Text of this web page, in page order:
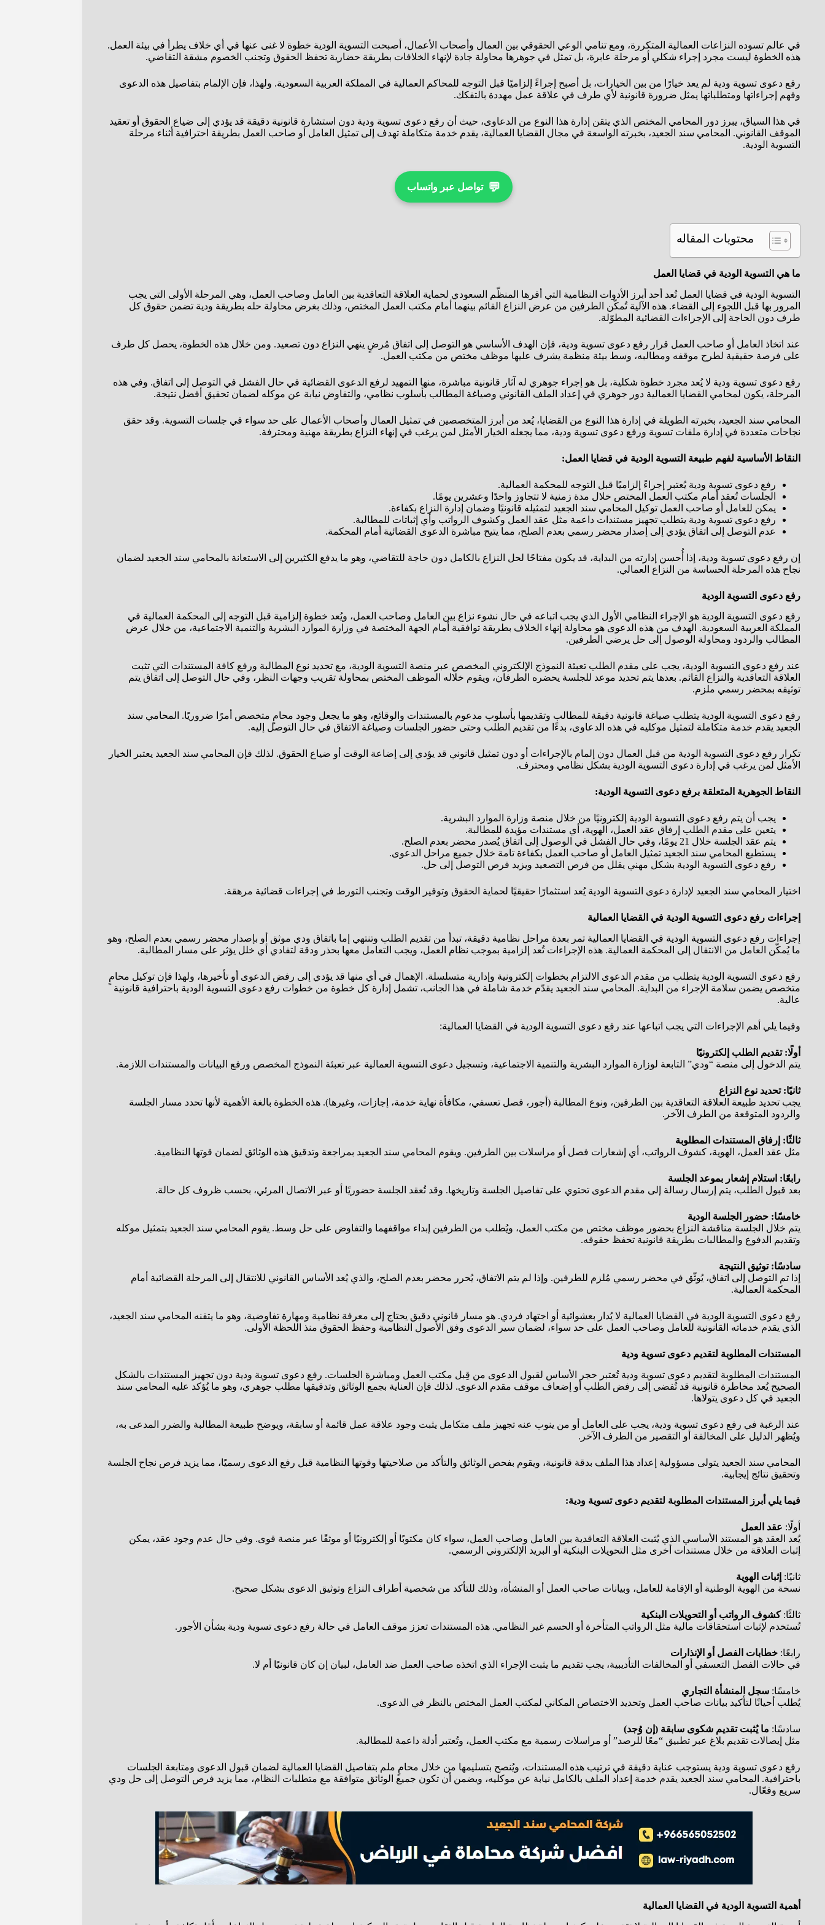
في عالم تسوده النزاعات العمالية المتكررة، ومع تنامي الوعي الحقوقي بين العمال وأصحاب الأعمال، أصبحت التسوية الودية خطوة لا غنى عنها في أي خلاف يطرأ في بيئة العمل.
هذه الخطوة ليست مجرد إجراء شكلي أو مرحلة عابرة، بل تمثل في جوهرها محاولة جادة لإنهاء الخلافات بطريقة حضارية تحفظ الحقوق وتجنب الخصوم مشقة التقاضي.
رفع دعوى تسوية ودية لم يعد خيارًا من بين الخيارات، بل أصبح إجراءً إلزاميًا قبل التوجه للمحاكم العمالية في المملكة العربية السعودية. ولهذا، فإن الإلمام بتفاصيل هذه الدعوى
وفهم إجراءاتها ومتطلباتها يمثل ضرورة قانونية لأي طرف في علاقة عمل مهددة بالتفكك.
في هذا السياق، يبرز دور المحامي المختص الذي يتقن إدارة هذا النوع من الدعاوى، حيث أن رفع دعوى تسوية ودية دون استشارة قانونية دقيقة قد يؤدي إلى ضياع الحقوق أو تعقيد
الموقف القانوني. المحامي سند الجعيد، بخبرته الواسعة في مجال القضايا العمالية، يقدم خدمة متكاملة تهدف إلى تمثيل العامل أو صاحب العمل بطريقة احترافية أثناء مرحلة
التسوية الودية.
💬 تواصل عبر واتساب
محتويات المقاله
ما هي التسوية الودية في قضايا العمل
التسوية الودية في قضايا العمل تُعد أحد أبرز الأدوات النظامية التي أقرها المنظّم السعودي لحماية العلاقة التعاقدية بين العامل وصاحب العمل، وهي المرحلة الأولى التي يجب
المرور بها قبل اللجوء إلى القضاء. هذه الآلية تُمكّن الطرفين من عرض النزاع القائم بينهما أمام مكتب العمل المختص، وذلك بغرض محاولة حله بطريقة ودية تضمن حقوق كل
طرف دون الحاجة إلى الإجراءات القضائية المطوّلة.
عند اتخاذ العامل أو صاحب العمل قرار رفع دعوى تسوية ودية، فإن الهدف الأساسي هو التوصل إلى اتفاق مُرضٍ ينهي النزاع دون تصعيد. ومن خلال هذه الخطوة، يحصل كل طرف
على فرصة حقيقية لطرح موقفه ومطالبه، وسط بيئة منظمة يشرف عليها موظف مختص من مكتب العمل.
رفع دعوى تسوية ودية لا يُعد مجرد خطوة شكلية، بل هو إجراء جوهري له آثار قانونية مباشرة، منها التمهيد لرفع الدعوى القضائية في حال الفشل في التوصل إلى اتفاق. وفي هذه
المرحلة، يكون لمحامي القضايا العمالية دور جوهري في إعداد الملف القانوني وصياغة المطالب بأسلوب نظامي، والتفاوض نيابة عن موكله لضمان تحقيق أفضل نتيجة.
المحامي سند الجعيد، بخبرته الطويلة في إدارة هذا النوع من القضايا، يُعد من أبرز المتخصصين في تمثيل العمال وأصحاب الأعمال على حد سواء في جلسات التسوية. وقد حقق
نجاحات متعددة في إدارة ملفات تسوية ورفع دعوى تسوية ودية، مما يجعله الخيار الأمثل لمن يرغب في إنهاء النزاع بطريقة مهنية ومحترفة.
النقاط الأساسية لفهم طبيعة التسوية الودية في قضايا العمل:
رفع دعوى تسوية ودية يُعتبر إجراءً إلزاميًا قبل التوجه للمحكمة العمالية.
الجلسات تُعقد أمام مكتب العمل المختص خلال مدة زمنية لا تتجاوز واحدًا وعشرين يومًا.
يمكن للعامل أو صاحب العمل توكيل المحامي سند الجعيد لتمثيله قانونيًا وضمان إدارة النزاع بكفاءة.
رفع دعوى تسوية ودية يتطلب تجهيز مستندات داعمة مثل عقد العمل وكشوف الرواتب وأي إثباتات للمطالبة.
عدم التوصل إلى اتفاق يؤدي إلى إصدار محضر رسمي بعدم الصلح، مما يتيح مباشرة الدعوى القضائية أمام المحكمة.
إن رفع دعوى تسوية ودية، إذا أُحسن إدارته من البداية، قد يكون مفتاحًا لحل النزاع بالكامل دون حاجة للتقاضي، وهو ما يدفع الكثيرين إلى الاستعانة بالمحامي سند الجعيد لضمان
نجاح هذه المرحلة الحساسة من النزاع العمالي.
رفع دعوى التسوية الودية
رفع دعوى التسوية الودية هو الإجراء النظامي الأول الذي يجب اتباعه في حال نشوء نزاع بين العامل وصاحب العمل، ويُعد خطوة إلزامية قبل التوجه إلى المحكمة العمالية في
المملكة العربية السعودية. الهدف من هذه الدعوى هو محاولة إنهاء الخلاف بطريقة توافقية أمام الجهة المختصة في وزارة الموارد البشرية والتنمية الاجتماعية، من خلال عرض
المطالب والردود ومحاولة الوصول إلى حل يرضي الطرفين.
عند رفع دعوى التسوية الودية، يجب على مقدم الطلب تعبئة النموذج الإلكتروني المخصص عبر منصة التسوية الودية، مع تحديد نوع المطالبة ورفع كافة المستندات التي تثبت
العلاقة التعاقدية والنزاع القائم. بعدها يتم تحديد موعد للجلسة يحضره الطرفان، ويقوم خلاله الموظف المختص بمحاولة تقريب وجهات النظر، وفي حال التوصل إلى اتفاق يتم
توثيقه بمحضر رسمي ملزم.
رفع دعوى التسوية الودية يتطلب صياغة قانونية دقيقة للمطالب وتقديمها بأسلوب مدعوم بالمستندات والوقائع، وهو ما يجعل وجود محامٍ متخصص أمرًا ضروريًا. المحامي سند
الجعيد يقدم خدمة متكاملة لتمثيل موكليه في هذه الدعاوى، بدءًا من تقديم الطلب وحتى حضور الجلسات وصياغة الاتفاق في حال التوصل إليه.
تكرار رفع دعوى التسوية الودية من قبل العمال دون إلمام بالإجراءات أو دون تمثيل قانوني قد يؤدي إلى إضاعة الوقت أو ضياع الحقوق. لذلك فإن المحامي سند الجعيد يعتبر الخيار
الأمثل لمن يرغب في إدارة دعوى التسوية الودية بشكل نظامي ومحترف.
النقاط الجوهرية المتعلقة برفع دعوى التسوية الودية:
يجب أن يتم رفع دعوى التسوية الودية إلكترونيًا من خلال منصة وزارة الموارد البشرية.
يتعين على مقدم الطلب إرفاق عقد العمل، الهوية، أي مستندات مؤيدة للمطالبة.
يتم عقد الجلسة خلال 21 يومًا، وفي حال الفشل في الوصول إلى اتفاق يُصدر محضر بعدم الصلح.
يستطيع المحامي سند الجعيد تمثيل العامل أو صاحب العمل بكفاءة تامة خلال جميع مراحل الدعوى.
رفع دعوى التسوية الودية بشكل مهني يقلل من فرص التصعيد ويزيد فرص التوصل إلى حل.
اختيار المحامي سند الجعيد لإدارة دعوى التسوية الودية يُعد استثمارًا حقيقيًا لحماية الحقوق وتوفير الوقت وتجنب التورط في إجراءات قضائية مرهقة.
إجراءات رفع دعوى التسوية الودية في القضايا العمالية
إجراءات رفع دعوى التسوية الودية في القضايا العمالية تمر بعدة مراحل نظامية دقيقة، تبدأ من تقديم الطلب وتنتهي إما باتفاق ودي موثق أو بإصدار محضر رسمي بعدم الصلح، وهو
ما يُمكّن العامل من الانتقال إلى المحكمة العمالية. هذه الإجراءات تُعد إلزامية بموجب نظام العمل، ويجب التعامل معها بحذر ودقة لتفادي أي خلل يؤثر على مسار المطالبة.
رفع دعوى التسوية الودية يتطلب من مقدم الدعوى الالتزام بخطوات إلكترونية وإدارية متسلسلة. الإهمال في أي منها قد يؤدي إلى رفض الدعوى أو تأخيرها، ولهذا فإن توكيل محامٍ
متخصص يضمن سلامة الإجراء من البداية. المحامي سند الجعيد يقدّم خدمة شاملة في هذا الجانب، تشمل إدارة كل خطوة من خطوات رفع دعوى التسوية الودية باحترافية قانونية
عالية.
وفيما يلي أهم الإجراءات التي يجب اتباعها عند رفع دعوى التسوية الودية في القضايا العمالية:
أولًا: تقديم الطلب إلكترونيًا
يتم الدخول إلى منصة “ودي” التابعة لوزارة الموارد البشرية والتنمية الاجتماعية، وتسجيل دعوى التسوية العمالية عبر تعبئة النموذج المخصص ورفع البيانات والمستندات اللازمة.
ثانيًا: تحديد نوع النزاع
يجب تحديد طبيعة العلاقة التعاقدية بين الطرفين، ونوع المطالبة (أجور، فصل تعسفي، مكافأة نهاية خدمة، إجازات، وغيرها). هذه الخطوة بالغة الأهمية لأنها تحدد مسار الجلسة
والردود المتوقعة من الطرف الآخر.
ثالثًا: إرفاق المستندات المطلوبة
مثل عقد العمل، الهوية، كشوف الرواتب، أي إشعارات فصل أو مراسلات بين الطرفين. ويقوم المحامي سند الجعيد بمراجعة وتدقيق هذه الوثائق لضمان قوتها النظامية.
رابعًا: استلام إشعار بموعد الجلسة
بعد قبول الطلب، يتم إرسال رسالة إلى مقدم الدعوى تحتوي على تفاصيل الجلسة وتاريخها. وقد تُعقد الجلسة حضوريًا أو عبر الاتصال المرئي، بحسب ظروف كل حالة.
خامسًا: حضور الجلسة الودية
يتم خلال الجلسة مناقشة النزاع بحضور موظف مختص من مكتب العمل، ويُطلب من الطرفين إبداء مواقفهما والتفاوض على حل وسط. يقوم المحامي سند الجعيد بتمثيل موكله
وتقديم الدفوع والمطالبات بطريقة قانونية تحفظ حقوقه.
سادسًا: توثيق النتيجة
إذا تم التوصل إلى اتفاق، يُوثّق في محضر رسمي مُلزم للطرفين. وإذا لم يتم الاتفاق، يُحرر محضر بعدم الصلح، والذي يُعد الأساس القانوني للانتقال إلى المرحلة القضائية أمام
المحكمة العمالية.
رفع دعوى التسوية الودية في القضايا العمالية لا يُدار بعشوائية أو اجتهاد فردي. هو مسار قانوني دقيق يحتاج إلى معرفة نظامية ومهارة تفاوضية، وهو ما يتقنه المحامي سند الجعيد،
الذي يقدم خدماته القانونية للعامل وصاحب العمل على حد سواء، لضمان سير الدعوى وفق الأصول النظامية وحفظ الحقوق منذ اللحظة الأولى.
المستندات المطلوبة لتقديم دعوى تسوية ودية
المستندات المطلوبة لتقديم دعوى تسوية ودية تُعتبر حجر الأساس لقبول الدعوى من قِبل مكتب العمل ومباشرة الجلسات. رفع دعوى تسوية ودية دون تجهيز المستندات بالشكل
الصحيح يُعد مخاطرة قانونية قد تُفضي إلى رفض الطلب أو إضعاف موقف مقدم الدعوى. لذلك فإن العناية بجمع الوثائق وتدقيقها مطلب جوهري، وهو ما يُؤكد عليه المحامي سند
الجعيد في كل دعوى يتولاها.
عند الرغبة في رفع دعوى تسوية ودية، يجب على العامل أو من ينوب عنه تجهيز ملف متكامل يثبت وجود علاقة عمل قائمة أو سابقة، ويوضح طبيعة المطالبة والضرر المدعى به،
ويُظهر الدليل على المخالفة أو التقصير من الطرف الآخر.
المحامي سند الجعيد يتولى مسؤولية إعداد هذا الملف بدقة قانونية، ويقوم بفحص الوثائق والتأكد من صلاحيتها وقوتها النظامية قبل رفع الدعوى رسميًا، مما يزيد فرص نجاح الجلسة
وتحقيق نتائج إيجابية.
فيما يلي أبرز المستندات المطلوبة لتقديم دعوى تسوية ودية:
أولًا: عقد العمل
يُعد العقد هو المستند الأساسي الذي يُثبت العلاقة التعاقدية بين العامل وصاحب العمل، سواء كان مكتوبًا أو إلكترونيًا أو موثقًا عبر منصة قوى. وفي حال عدم وجود عقد، يمكن
إثبات العلاقة من خلال مستندات أخرى مثل التحويلات البنكية أو البريد الإلكتروني الرسمي.
ثانيًا: إثبات الهوية
نسخة من الهوية الوطنية أو الإقامة للعامل، وبيانات صاحب العمل أو المنشأة، وذلك للتأكد من شخصية أطراف النزاع وتوثيق الدعوى بشكل صحيح.
ثالثًا:كشوف الرواتب أو التحويلات البنكية
تُستخدم لإثبات استحقاقات مالية مثل الرواتب المتأخرة أو الحسم غير النظامي. هذه المستندات تعزز موقف العامل في حالة رفع دعوى تسوية ودية بشأن الأجور.
رابعًا: خطابات الفصل أو الإنذارات
في حالات الفصل التعسفي أو المخالفات التأديبية، يجب تقديم ما يثبت الإجراء الذي اتخذه صاحب العمل ضد العامل، لبيان إن كان قانونيًا أم لا.
خامسًا: سجل المنشأة التجاري
يُطلب أحيانًا لتأكيد بيانات صاحب العمل وتحديد الاختصاص المكاني لمكتب العمل المختص بالنظر في الدعوى.
سادسًا: ما يُثبت تقديم شكوى سابقة (إن وُجد)
مثل إيصالات تقديم بلاغ عبر تطبيق “معًا للرصد” أو مراسلات رسمية مع مكتب العمل، وتُعتبر أدلة داعمة للمطالبة.
رفع دعوى تسوية ودية يستوجب عناية دقيقة في ترتيب هذه المستندات، ويُنصح بتسليمها من خلال محامٍ ملم بتفاصيل القضايا العمالية لضمان قبول الدعوى ومتابعة الجلسات
باحترافية. المحامي سند الجعيد يقدم خدمة إعداد الملف بالكامل نيابة عن موكليه، ويضمن أن تكون جميع الوثائق متوافقة مع متطلبات النظام، مما يزيد فرص التوصل إلى حل ودي
سريع وفعّال.
أهمية التسوية الودية في القضايا العمالية